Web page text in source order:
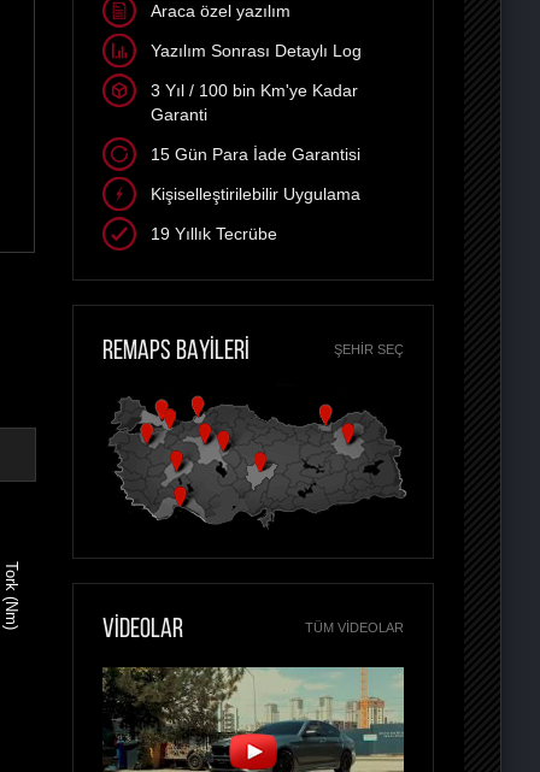
Tork (Nm)
Araca özel yazılım
Yazılım Sonrası Detaylı Log
3 Yıl / 100 bin Km'ye Kadar
Garanti
15 Gün Para İade Garantisi
Kişiselleştirilebilir Uygulama
19 Yıllık Tecrübe
REMAPS BAYİLERİ ŞEHIR SEÇ
VİDEOLAR TÜM VIDEOLAR